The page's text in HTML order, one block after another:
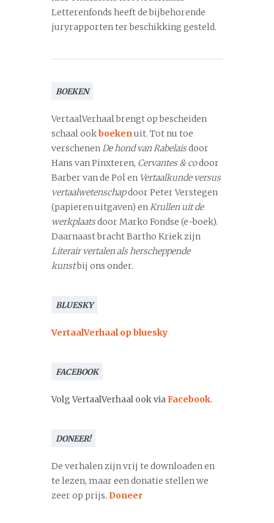
Letterenfonds heeft de bijbehorende
juryrapporten ter beschikking gesteld.
BOEKEN
VertaalVerhaal brengt op bescheiden
schaal ookboekenuit. Tot nu toe
verschenenDe hond van Rabelaisdoor
Hans van Pinxteren, Cervantes & codoor
Barber van de Pol en Vertaalkunde versus
vertaalwetenschapdoor Peter Verstegen
(papieren uitgaven) enKrullen uit de
werkplaatsdoor Marko Fondse (e-boek).
Daarnaast bracht Bartho Kriek zijn
Literair vertalen als herscheppende
kunstbij ons onder.
BLUESKY
VertaalVerhaal op bluesky
FACEBOOK
Volg VertaalVerhaal ook viaFacebook.
DONEER!
De verhalen zijn vrij te downloaden en
te lezen, maar een donatie stellen we
zeer op prijs. Doneer